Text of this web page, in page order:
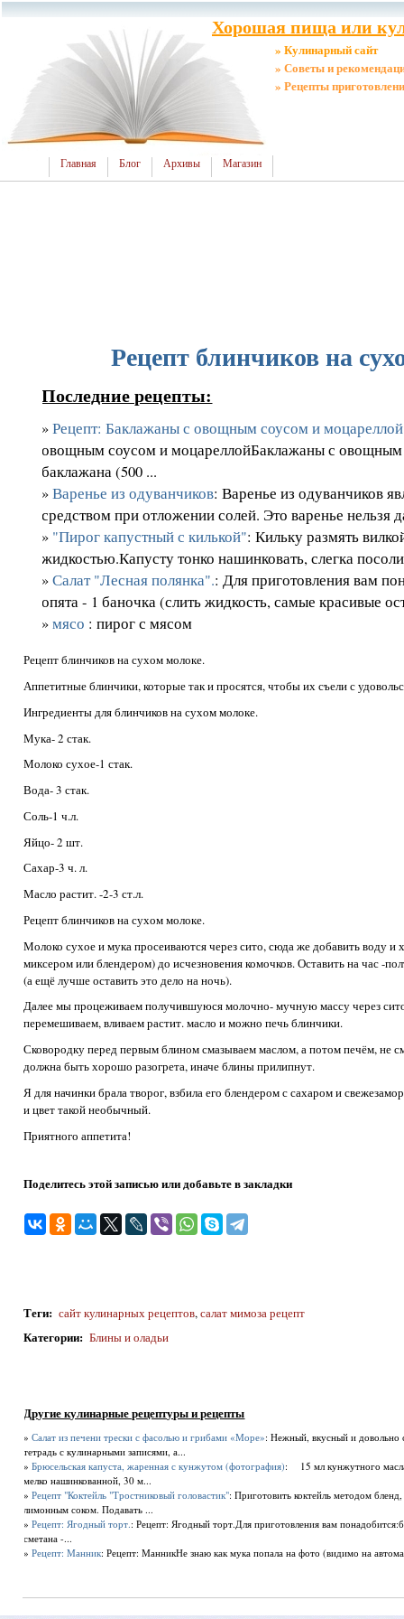
Хорошая пища или
» Кулинарный сайт
» Советы и
» Рецепты
Главная Блог Архивы Магазин
Рецепт блинчиков на
Последние рецепты:
»Рецепт: Баклажаны с овощным соусом и моцареллой
овощным соусом и моцареллойБаклажаны с
баклажана (500 ...
»Варенье из одуванчиков: Варенье из одуванчиков
средством при отложении солей. Это варенье нельзя
» "Пирог капустный с килькой": Кильку размять
жидкостью.Капусту тонко нашинковать, слегка
»Салат "Лесная полянка".: Для приготовления вам
опята - 1 баночка (слить жидкость, самые красивые
»мясо : пирог с мясом
Рецепт блинчиков на сухом молоке.
Аппетитные блинчики, которые так и просятся, чтобы их съели с
Ингредиенты для блинчиков на сухом молоке.
Мука- 2 стак.
Молоко сухое-1 стак.
Вода- 3 стак.
Соль-1 ч.л.
Яйцо- 2 шт.
Сахар-3 ч. л.
Масло растит. -2-3 ст.л.
Рецепт блинчиков на сухом молоке.
Молоко сухое и мука просеиваются через сито, сюда же добавить воду
миксером или блендером) до исчезновения комочков. Оставить на час -
(а ещё лучше оставить это дело на ночь).
Далее мы процеживаем получившуюся молочно- мучную массу через
перемешиваем, вливаем растит. масло и можно печь блинчики.
Сковородку перед первым блином смазываем маслом, а потом печём, не
должна быть хорошо разогрета, иначе блины прилипнут.
Я для начинки брала творог, взбила его блендером с сахаром и
и цвет такой необычный.
Приятного аппетита!
Поделитесь этой записью или добавьте в закладки
Теги: сайт кулинарных рецептов,салат мимоза рецепт
Категории: Блины и оладьи
Другие кулинарные рецептуры и рецепты
»Салат из печени трески с фасолью и грибами «Море»: Нежный, вкусный и довольно
тетрадь с кулинарными записями, а...
»Брюсельская капуста, жаренная с кунжутом (фотография): 15 мл кунжутного
мелко нашинкованной, 30 м...
»Рецепт "Коктейль "Тростниковый головастик": Приготовить коктейль методом
лимонным соком. Подавать ...
»Рецепт: Ягодный торт.: Рецепт: Ягодный торт.Для приготовления вам
сметана -...
»Рецепт: Манник: Рецепт: МанникНе знаю как мука попала на фото (видимо на